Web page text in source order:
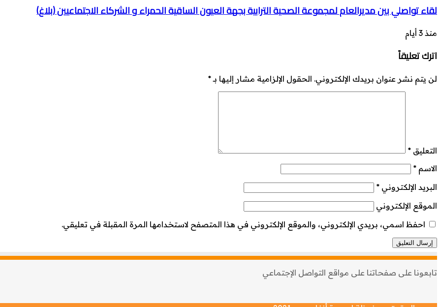
لقاء تواصلي بين مديرالعام لمجموعة الصحية الترابية بجهة العيون الساقية الحمراء و الشركاء الاجتماعيين (بلاغ)
منذ 3 أيام
اترك تعليقاً
لن يتم نشر عنوان بريدك الإلكتروني. الحقول الإلزامية مشار إليها بـ*
التعليق *
الاسم *
البريد الإلكتروني *
الموقع الإلكتروني
احفظ اسمي، بريدي الإلكتروني، والموقع الإلكتروني في هذا المتصفح لاستخدامها المرة المقبلة في تعليقي.
تابعونا على صفحاتنا على مواقع التواصل الإجتماعي